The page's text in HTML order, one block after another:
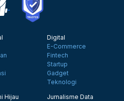
Digital
E-Commerce
Fintech
Startup
Gadget
Teknologi
Hijau
Jurnalisme Data